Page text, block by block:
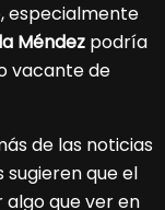
especialmente
Méndez podría
vacante de
de las noticias
que el
que ver en